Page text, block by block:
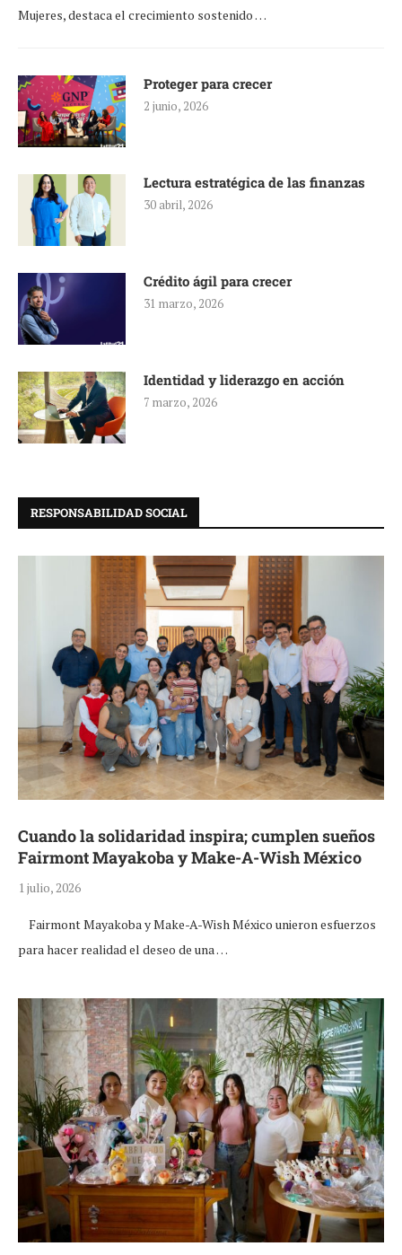
Mujeres, destaca el crecimiento sostenido …
Proteger para crecer
2 junio, 2026
Lectura estratégica de las finanzas
30 abril, 2026
Crédito ágil para crecer
31 marzo, 2026
Identidad y liderazgo en acción
7 marzo, 2026
RESPONSABILIDAD SOCIAL
Cuando la solidaridad inspira; cumplen sueños
Fairmont Mayakoba y Make-A-Wish México
1 julio, 2026
Fairmont Mayakoba y Make-A-Wish México unieron esfuerzos
para hacer realidad el deseo de una …